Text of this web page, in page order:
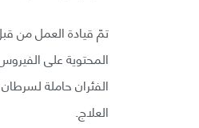
تمّ قيادة العمل من
المحتوية على
العلاج.